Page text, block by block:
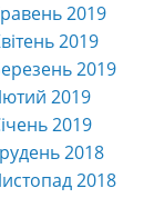
2019
2019
2019
2019
2019
2018
2018